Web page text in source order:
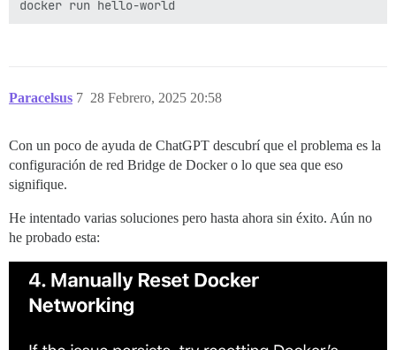
Paracelsus 28 Febrero, 2025 20:58
7
Con un poco de ayuda de ChatGPT descubrí que el problema es la
configuración de red Bridge de Docker o lo que sea que eso
signifique.
He intentado varias soluciones pero hasta ahora sin éxito. Aún no
he probado esta: